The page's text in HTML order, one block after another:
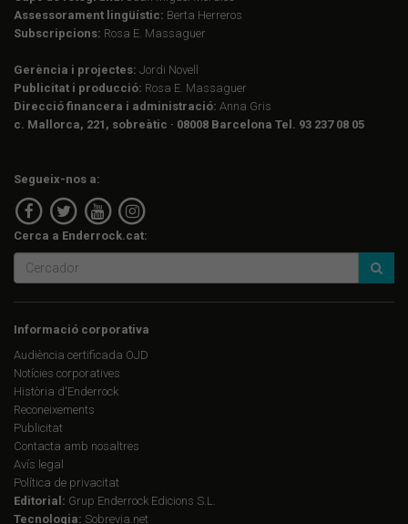
Assessorament lingüístic: Berta Herreros
Subscripcions: Rosa E. Massaguer
Gerència i projectes: Jordi Novell
Publicitat i producció: Rosa E. Massaguer
Direcció financera i administració: Anna Gris
c. Mallorca, 221, sobreàtic · 08008 Barcelona Tel. 93 237 08 05
Segueix-nos a:
Cerca a Enderrock.cat:
Informació corporativa
Audiència certificada OJD
Notícies corporatives
Història d'Enderrock
Reconeixements
Publicitat
Contacta amb nosaltres
Avís legal
Política de privacitat
Editorial: Grup Enderrock Edicions S.L.
Tecnologia: Sobrevia.net